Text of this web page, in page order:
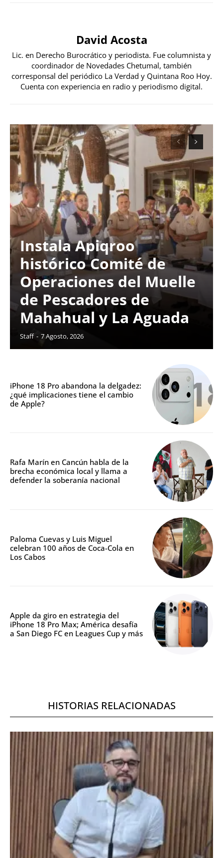
David Acosta
Lic. en Derecho Burocrático y periodista. Fue columnista y
coordinador de Novedades Chetumal, también
corresponsal del periódico La Verdad y Quintana Roo Hoy.
Cuenta con experiencia en radio y periodismo digital.
Instala Apiqroo
histórico Comité de
Operaciones del Muelle
de Pescadores de
Mahahual y La Aguada
Staff - 7 Agosto, 2026
iPhone 18 Pro abandona la delgadez:
¿qué implicaciones tiene el cambio
de Apple?
Rafa Marín en Cancún habla de la
brecha económica local y llama a
defender la soberanía nacional
Paloma Cuevas y Luis Miguel
celebran 100 años de Coca-Cola en
Los Cabos
Apple da giro en estrategia del
iPhone 18 Pro Max; América desafía
a San Diego FC en Leagues Cup y más
HISTORIAS RELACIONADAS